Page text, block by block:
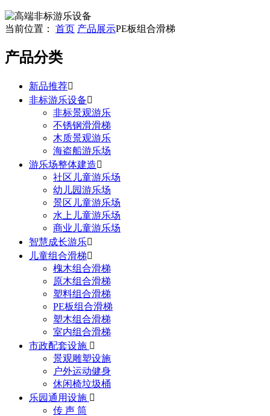
当前位置： 首页 产品展示PE板组合滑梯
产品分类
新品推荐
非标游乐设备
非标景观游乐
不锈钢滑滑梯
木质景观游乐
海盗船游乐场
游乐场整体建造
社区儿童游乐场
幼儿园游乐场
景区儿童游乐场
水上儿童游乐场
商业儿童游乐场
智慧成长游乐
儿童组合滑梯
槐木组合滑梯
原木组合滑梯
塑料组合滑梯
PE板组合滑梯
塑木组合滑梯
室内组合滑梯
市政配套设施 
景观雕塑设施
户外运动健身
休闲椅垃圾桶
乐园通用设施 
传 声 筒